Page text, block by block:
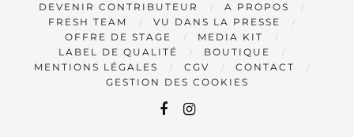
DEVENIR CONTRIBUTEUR
A PROPOS
FRESH TEAM
VU DANS LA PRESSE
OFFRE DE STAGE
MEDIA KIT
LABEL DE QUALITÉ
BOUTIQUE
MENTIONS LÉGALES
CGV
CONTACT
GESTION DES COOKIES